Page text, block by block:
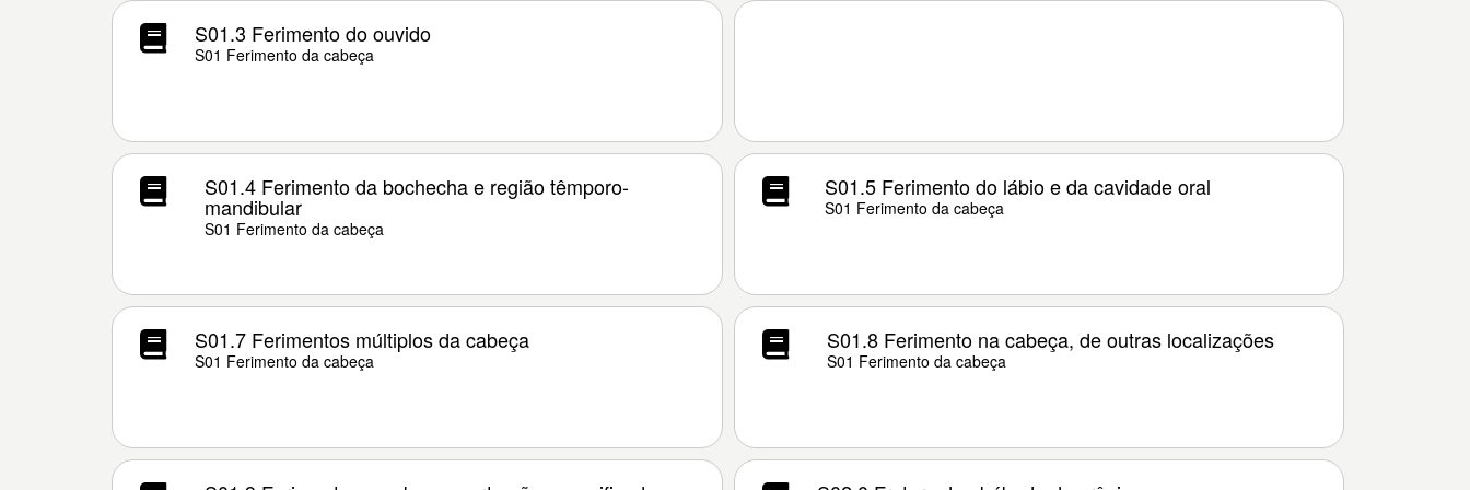
S01.3 Ferimento do ouvido
S01 Ferimento da cabeça
S01.4 Ferimento da bochecha e região têmporo-
mandibular
S01 Ferimento da cabeça
S01.5 Ferimento do lábio e da cavidade oral
S01 Ferimento da cabeça
S01.7 Ferimentos múltiplos da cabeça
S01 Ferimento da cabeça
S01.8 Ferimento na cabeça, de outras localizações
S01 Ferimento da cabeça